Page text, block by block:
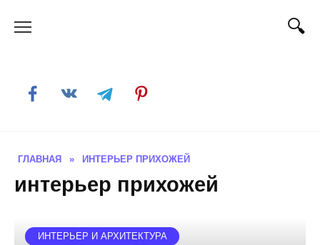
ГЛАВНАЯ » ИНТЕРЬЕР ПРИХОЖЕЙ
интерьер прихожей
ИНТЕРЬЕР И АРХИТЕКТУРА